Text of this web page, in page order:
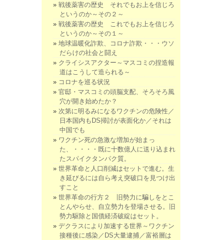
戦後薬害の歴史 それでもお上を信じろ
というのか～その２～
戦後薬害の歴史 これでもお上を信じろ
というのか～その１～
地球温暖化詐欺、コロナ詐欺・・・ウソ
だらけの社会と闘え
クライシスアクター～マスコミの捏造報
道はこうして造られる～
コロナを巡る状況
官邸・マスコミの頭脳支配、そろそろ風
穴が開き始めたか？
次第に明るみになるワクチンの危険性／
日本国内もDS掃討が表面化か／それは
中国でも
ワクチン死の急激な増加が始まっ
た、・・・・既に十数億人に送り込まれ
たスパイクタンパク質。
世界革命と人口削減はセットで進む。生
き延びるには自ら考え突破口を見つけ出
すこと
世界革命の行方２ 旧勢力に騙しをとこ
とんやらせ、自立勢力を登場させる。旧
勢力駆除と国債経済破綻はセット。
デクラスにより加速する世界～ワクチン
接種後に感染／DS大量逮捕／富裕層は